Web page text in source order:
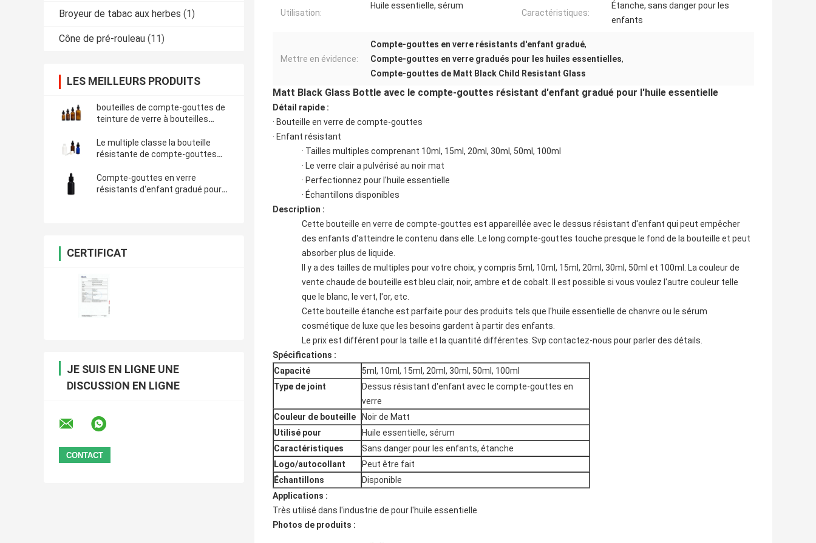
Broyeur de tabac aux herbes (1)
Cône de pré-rouleau (11)
LES MEILLEURS PRODUITS
bouteilles de compte-gouttes de
teinture de verre à bouteilles
de contrôle THC de 5ml 10ml
Le multiple classe la bouteille
résistante de compte-gouttes
gouttes d'enfant de verre de
bouteille
Compte-gouttes en verre
résistants d'enfant gradué pour
CERTIFICAT
JE SUIS EN LIGNE UNE
DISCUSSION EN LIGNE
Utilisation:
Huile essentielle, sérum
Caractéristiques:
Étanche, sans danger pour les
enfants
Mettre en évidence:
Compte-gouttes en verre résistants d'enfant gradué,
Compte-gouttes en verre gradués pour les huiles essentielles,
Compte-gouttes de Matt Black Child Resistant Glass
Matt Black Glass Bottle avec le compte-gouttes résistant d'enfant gradué pour l'huile essentielle
Détail rapide :
· Bouteille en verre de compte-gouttes
· Enfant résistant
· Tailles multiples comprenant 10ml, 15ml, 20ml, 30ml, 50ml, 100ml
· Le verre clair a pulvérisé au noir mat
· Perfectionnez pour l'huile essentielle
· Échantillons disponibles
Description :
Cette bouteille en verre de compte-gouttes est appareillée avec le dessus résistant d'enfant qui peut empêcher
des enfants d'atteindre le contenu dans elle. Le long compte-gouttes touche presque le fond de la bouteille et peut
absorber plus de liquide.
Il y a des tailles de multiples pour votre choix, y compris 5ml, 10ml, 15ml, 20ml, 30ml, 50ml et 100ml. La couleur de
vente chaude de bouteille est bleu clair, noir, ambre et de cobalt. Il est possible si vous voulez l'autre couleur telle
que le blanc, le vert, l'or, etc.
Cette bouteille étanche est parfaite pour des produits tels que l'huile essentielle de chanvre ou le sérum
cosmétique de luxe que les besoins gardent à partir des enfants.
Le prix est différent pour la taille et la quantité différentes. Svp contactez-nous pour parler des détails.
Spécifications :
Capacité
5ml, 10ml, 15ml, 20ml, 30ml, 50ml, 100ml
Type de joint
Dessus résistant d'enfant avec le compte-gouttes en
verre
Couleur de bouteille
Noir de Matt
Utilisé pour
Huile essentielle, sérum
Caractéristiques
Sans danger pour les enfants, étanche
Logo/autocollant
Peut être fait
Échantillons
Disponible
Applications :
Très utilisé dans l'industrie de pour l'huile essentielle
Photos de produits :